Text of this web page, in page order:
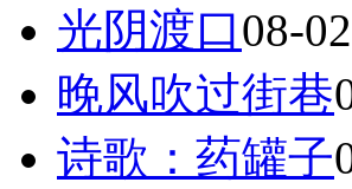
光阴渡口08-02
晚风吹过街巷
诗歌：药罐子